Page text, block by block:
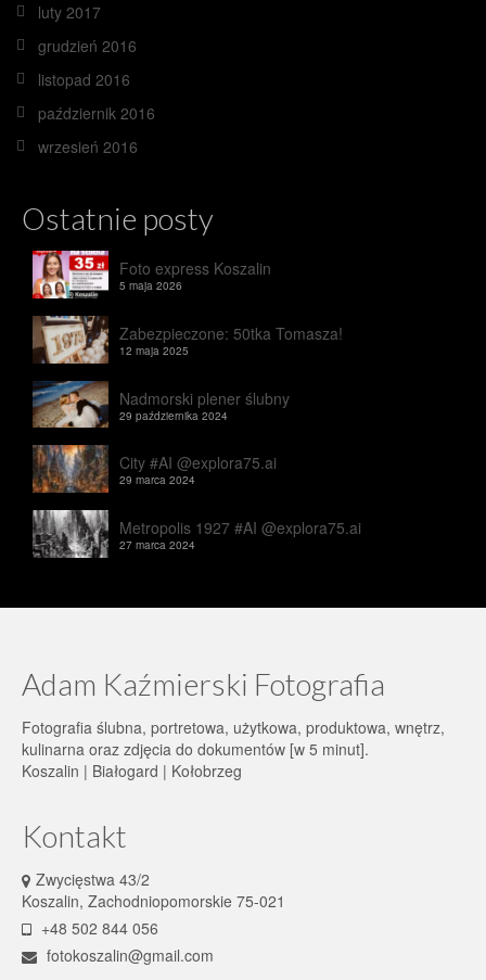
luty 2017
grudzień 2016
listopad 2016
październik 2016
wrzesień 2016
Ostatnie posty
Foto express Koszalin
5 maja 2026
Zabezpieczone: 50tka Tomasza!
12 maja 2025
Nadmorski plener ślubny
29 października 2024
City #AI @explora75.ai
29 marca 2024
Metropolis 1927 #AI @explora75.ai
27 marca 2024
Adam Kaźmierski Fotografia
Fotografia ślubna, portretowa, użytkowa, produktowa, wnętrz,
kulinarna oraz zdjęcia do dokumentów [w 5 minut].
Koszalin | Białogard | Kołobrzeg
Kontakt
Zwycięstwa 43/2
Koszalin, Zachodniopomorskie 75-021
+48 502 844 056
fotokoszalin@gmail.com